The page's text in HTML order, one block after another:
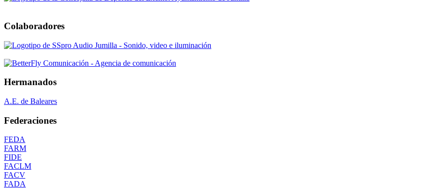
Colaboradores
Hermanados
A.E. de Baleares
Federaciones
FEDA
FARM
FIDE
FACLM
FACV
FADA